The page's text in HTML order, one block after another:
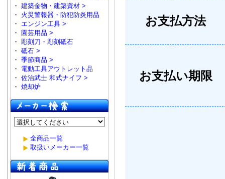
・ 建築金物・建築資材 >
・ 火災警報器・防犯防炎用品
・ エンジン工具 >
・ 園芸用品 >
・ 彫刻刀・彫刻砥石
・ 砥石 >
・ 季節商品 >
・ 電動工具アウトレット品
・ 佐治武士 和式ナイフ >
・ 焼却炉
全商品一覧
取扱いメーカー一覧
お支払方法
お支払い期限